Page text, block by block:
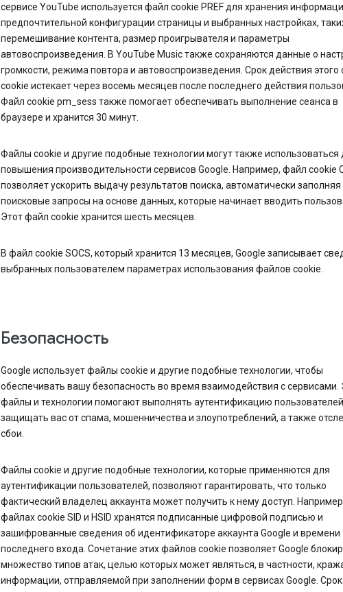
сервисе YouTube используется файл cookie PREF для хранения
предпочтительной конфигурации страницы и выбранных настройках,
перемешивание контента, размер проигрывателя и параметры
автовоспроизведения. В YouTube Music также сохраняются данные о
громкости, режима повтора и автовоспроизведения. Срок действия этого
cookie истекает через восемь месяцев после последнего действия
Файл cookie pm_sess также помогает обеспечивать выполнение сеанса в
браузере и хранится 30 минут.
Файлы cookie и другие подобные технологии могут также использоваться
повышения производительности сервисов Google. Например, файл cookie
позволяет ускорить выдачу результатов поиска, автоматически заполняя
поисковые запросы на основе данных, которые начинает вводить
Этот файл cookie хранится шесть месяцев.
В файл cookie SOCS, который хранится 13 месяцев, Google записывает
выбранных пользователем параметрах использования файлов cookie.
Безопасность
Google использует файлы cookie и другие подобные технологии, чтобы
обеспечивать вашу безопасность во время взаимодействия с сервисами.
файлы и технологии помогают выполнять аутентификацию
защищать вас от спама, мошенничества и злоупотреблений, а также
сбои.
Файлы cookie и другие подобные технологии, которые применяются для
аутентификации пользователей, позволяют гарантировать, что только
фактический владелец аккаунта может получить к нему доступ.
файлах cookie SID и HSID хранятся подписанные цифровой подписью и
зашифрованные сведения об идентификаторе аккаунта Google и времени
последнего входа. Сочетание этих файлов cookie позволяет Google
множество типов атак, целью которых может являться, в частности,
информации, отправляемой при заполнении форм в сервисах Google. Срок